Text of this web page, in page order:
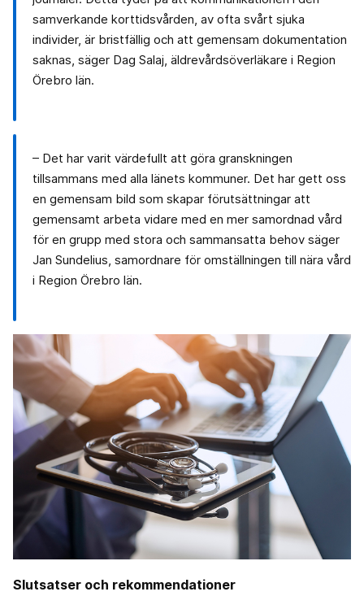
samverkande korttidsvården, av ofta svårt sjuka
individer, är bristfällig och att gemensam dokumentation
saknas, säger Dag Salaj, äldrevårdsöverläkare i Region
Örebro län.
– Det har varit värdefullt att göra granskningen
tillsammans med alla länets kommuner. Det har gett oss
en gemensam bild som skapar förutsättningar att
gemensamt arbeta vidare med en mer samordnad vård
för en grupp med stora och sammansatta behov säger
Jan Sundelius, samordnare för omställningen till nära vård
i Region Örebro län.
Slutsatser och rekommendationer